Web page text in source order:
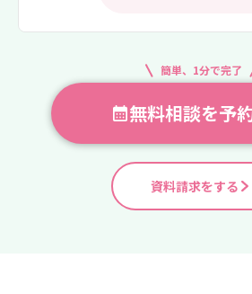
簡単、1分で完了
無料相談を予
資料請求をする